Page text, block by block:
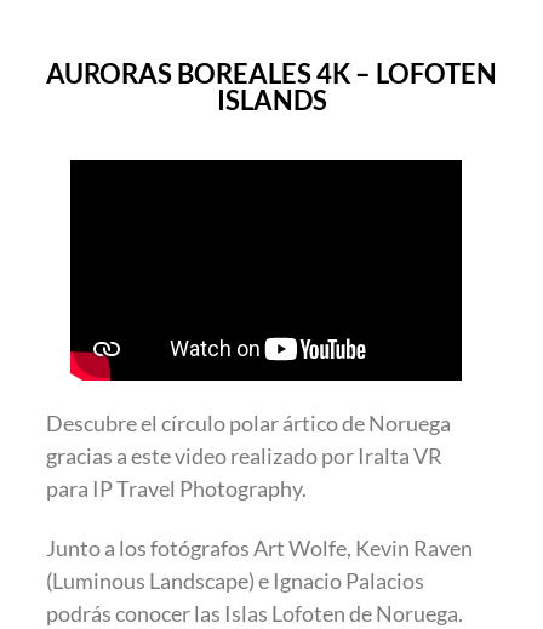
AURORAS BOREALES 4K – LOFOTEN
ISLANDS
Descubre el círculo polar ártico de Noruega
gracias a este video realizado por Iralta VR
para IP Travel Photography.
Junto a los fotógrafos Art Wolfe, Kevin Raven
(Luminous Landscape) e Ignacio Palacios
podrás conocer las Islas Lofoten de Noruega.